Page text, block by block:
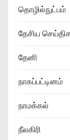
தொழில்நுட்பம்
தேசிய
தேனி
நாகப்பட்டினம்
நாமக்கல்
நீலகிரி